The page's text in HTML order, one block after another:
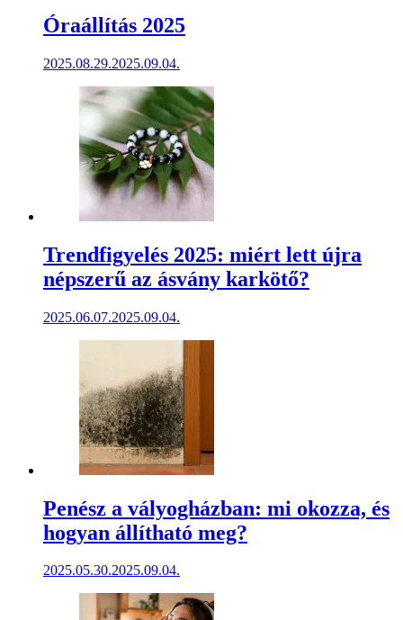
Óraállítás 2025
2025.08.29.2025.09.04.
Trendfigyelés 2025: miért lett újra
népszerű az ásvány karkötő?
2025.06.07.2025.09.04.
Penész a vályogházban: mi okozza, és
hogyan állítható meg?
2025.05.30.2025.09.04.